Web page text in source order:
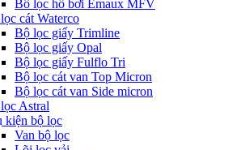
Bô lọc hồ bơi Emaux MFV
cát Waterco
Bộ lọc giấy Trimline
Bộ lọc giấy Opal
Bộ lọc giấy Fulflo Tri
Bộ lọc cát van Top Micron
Bộ lọc cát van Side micron
Astral
kiện bộ lọc
Van bộ lọc